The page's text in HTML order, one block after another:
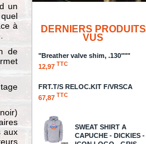
un
à
de
aux
DERNIERS PRODUITS
VUS
"Breather valve shim, .130"""
12,97 TTC
FRT.T/S RELOC.KIT F/VRSCA
67,87 TTC
SWEAT SHIRT A
CAPUCHE - DICKIES -